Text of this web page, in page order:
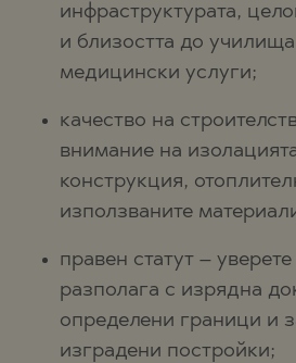
инфраструктурата,
и близостта до
медицински услуги;
качество на
внимание на
конструкция,
използваните
правен статут –
разполага с изрядна
определени граници и
изградени постройки;